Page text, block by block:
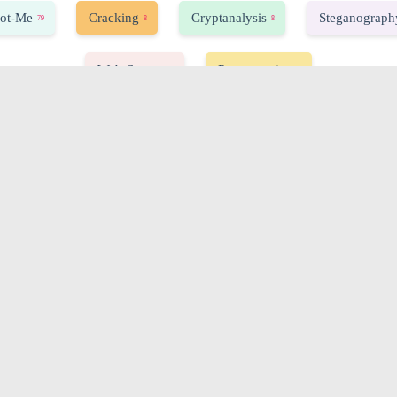
Me 79 Cracking 8 Cryptanalysis 8
Web-Server Programming